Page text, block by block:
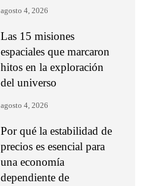
agosto 4, 2026
Las 15 misiones
espaciales que marcaron
hitos en la exploración
del universo
agosto 4, 2026
Por qué la estabilidad de
precios es esencial para
una economía
dependiente de